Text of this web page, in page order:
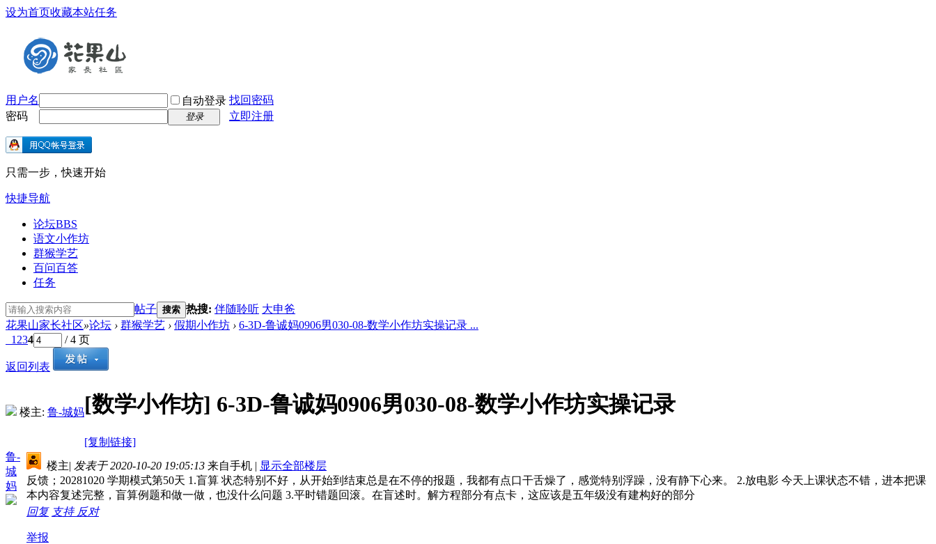
设为首页收藏本站任务
用户名 自动登录 找回密码
密码
登录 立即注册
只需一步，快速开始
快捷导航
论坛BBS
语文小作坊
群猴学艺
百问百答
任务
帖子 搜索 热搜: 伴随聆听 大申爸
花果山家长社区»论坛 › 群猴学艺 › 假期小作坊 › 6-3D-鲁诚妈0906男030-08-数学小作坊实操记录 ...
1 234 / 4 页
返回列表
楼主: 鲁-城妈[数学小作坊] 6-3D-鲁诚妈0906男030-08-数学小作坊实操记录
[复制链接]
鲁-
城
妈
楼主| 发表于 2020-10-20 19:05:13 来自手机 | 显示全部楼层
反馈；20281020 学期模式第50天 1.盲算 状态特别不好，从开始到结束总是在不停的报题，我都有点口干舌燥了，感觉特别浮躁，没有静下心来。 2.放电影 今天上课状态不错，进本把课
本内容复述完整，盲算例题和做一做，也没什么问题 3.平时错题回滚。在盲述时。解方程部分有点卡，这应该是五年级没有建构好的部分
回复 支持 反对
举报